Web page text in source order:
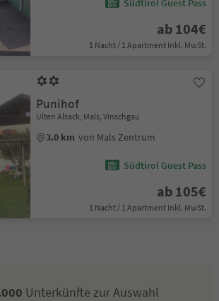
Südtirol Guest Pass
ab 104€
1 Nacht / 1 Apartment Inkl. MwSt.
Punihof
Ulten Alsack, Mals, Vinschgau
3.0 km von Mals Zentrum
Südtirol Guest Pass
ab 105€
1 Nacht / 1 Apartment Inkl. MwSt.
Unterkünfte zur Auswahl